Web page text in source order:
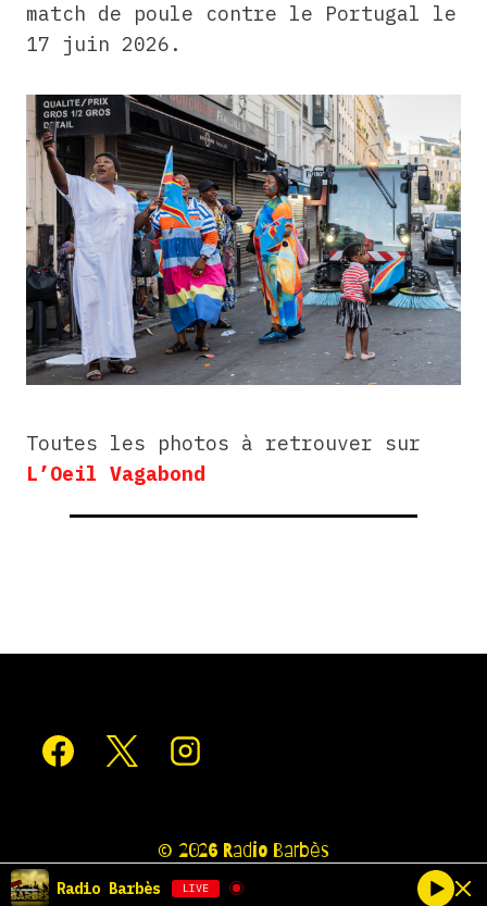
match de poule contre le Portugal le
17 juin 2026.
Toutes les photos à retrouver sur
L’Oeil Vagabond
© 2026 Radio Barbès
Radio Barbès LIVE